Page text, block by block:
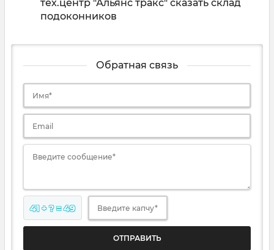
тех.центр "Альянс тракс" сказать склад
подоконников
Обратная связь
Имя*
Email
Введите сообщение*
41 + ? = 49 Введите капчу*
ОТПРАВИТЬ